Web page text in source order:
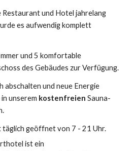
Restaurant und Hotel jahrelang
es aufwendig komplett
und 5 komfortable
abschalten und neue Energie
unserem kostenfreien Sauna-
täglich geöffnet von 7 - 21 Uhr.